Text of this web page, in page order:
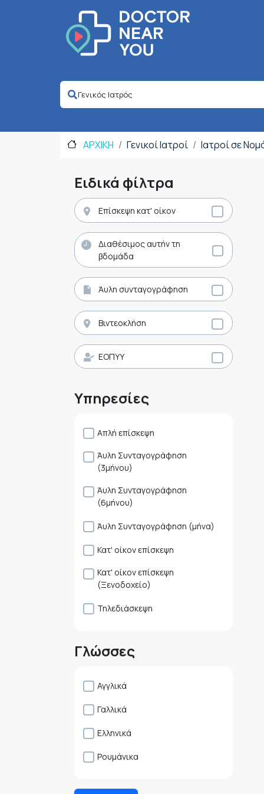
ΑΡΧΙΚΗ Γενικοί Ιατροί Ιατροί σε
Ειδικά φίλτρα
Επίσκεψη κατ' οίκον
Διαθέσιμος αυτήν τη
βδομάδα
Άυλη συνταγογράφηση
Βιντεοκλήση
ΕΟΠΥΥ
Υπηρεσίες
Απλή επίσκεψη
Άυλη Συνταγογράφηση
(3μήνου)
Άυλη Συνταγογράφηση
(6μήνου)
Άυλη Συνταγογράφηση (μήνα)
Κατ' οίκον επίσκεψη
Κατ' οίκον επίσκεψη
(Ξενοδοχείο)
Τηλεδιάσκεψη
Γλώσσες
Αγγλικά
Γαλλικά
Ελληνικά
Ρουμάνικα